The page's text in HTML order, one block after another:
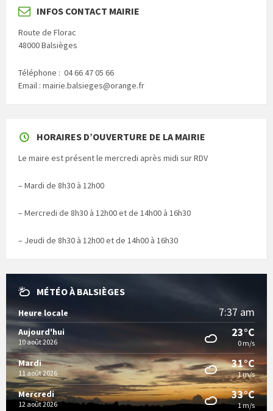
INFOS CONTACT MAIRIE
Route de Florac
48000 Balsièges
Téléphone : 04 66 47 05 66
Email : mairie.balsieges@orange.fr
HORAIRES D’OUVERTURE DE LA MAIRIE
Le maire est présent le mercredi après midi sur RDV
– Mardi de 8h30 à 12h00
– Mercredi de 8h30 à 12h00 et de 14h00 à 16h30
– Jeudi de 8h30 à 12h00 et de 14h00 à 16h30
MÉTÉO À BALSIÈGES
Heure locale 7:37 am
Aujourd'hui
10 août 2026
23°C
0 m/s
Mardi
11 août 2026
31°C
1 m/s
Mercredi
12 août 2026
33°C
1 m/s